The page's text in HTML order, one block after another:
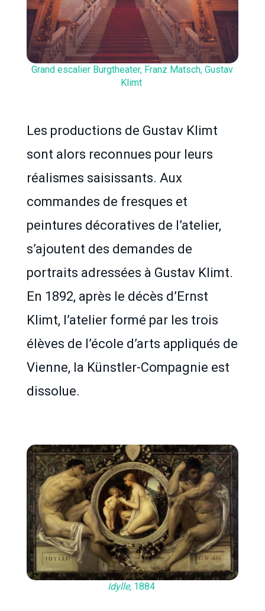
Grand escalier Burgtheater, Franz Matsch, Gustav
Klimt
Les productions de Gustav Klimt
sont alors reconnues pour leurs
réalismes saisissants. Aux
commandes de fresques et
peintures décoratives de l’atelier,
s’ajoutent des demandes de
portraits adressées à Gustav Klimt.
En 1892, après le décès d’Ernst
Klimt, l’atelier formé par les trois
élèves de l’école d’arts appliqués de
Vienne, la Künstler-Compagnie est
dissolue.
Idylle,1884